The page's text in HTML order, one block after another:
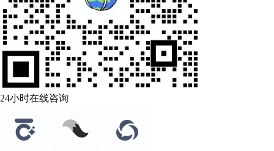
24小时在线咨询